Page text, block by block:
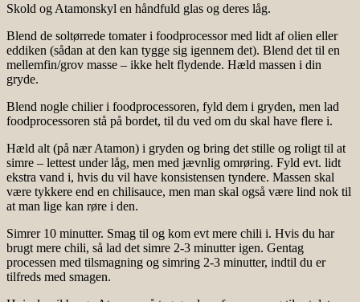
Skold og Atamonskyl en håndfuld glas og deres låg.
Blend de soltørrede tomater i foodprocessor med lidt af olien eller
eddiken (sådan at den kan tygge sig igennem det). Blend det til en
mellemfin/grov masse – ikke helt flydende. Hæld massen i din
gryde.
Blend nogle chilier i foodprocessoren, fyld dem i gryden, men lad
foodprocessoren stå på bordet, til du ved om du skal have flere i.
Hæld alt (på nær Atamon) i gryden og bring det stille og roligt til at
simre – lettest under låg, men med jævnlig omrøring. Fyld evt. lidt
ekstra vand i, hvis du vil have konsistensen tyndere. Massen skal
være tykkere end en chilisauce, men man skal også være lind nok til
at man lige kan røre i den.
Simrer 10 minutter. Smag til og kom evt mere chili i. Hvis du har
brugt mere chili, så lad det simre 2-3 minutter igen. Gentag
processen med tilsmagning og simring 2-3 minutter, indtil du er
tilfreds med smagen.